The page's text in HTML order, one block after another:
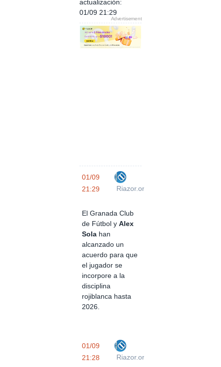
actualización:
01/09 21:29
Advertisement
01/09
21:29
Riazor.org
El Granada Club
de Fútbol y Alex
Sola han
alcanzado un
acuerdo para que
el jugador se
incorpore a la
disciplina
rojiblanca hasta
2026.
01/09
21:28
Riazor.org